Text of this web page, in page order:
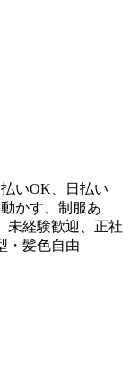
いOK、日払い
かす、制服あ
未経験歓迎、正社
・髪色自由